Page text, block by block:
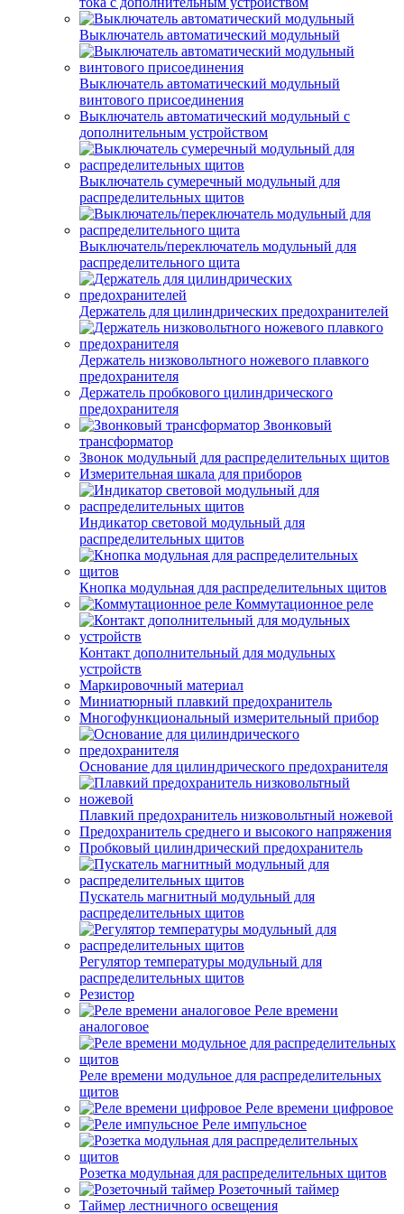
Выключатель автоматический модульный
Выключатель автоматический модульный
винтового присоединения
Выключатель автоматический модульный с
дополнительным устройством
Выключатель сумеречный модульный для
распределительных щитов
Выключатель/переключатель модульный для
распределительного щита
Держатель для цилиндрических предохранителей
Держатель низковольтного ножевого плавкого
предохранителя
Держатель пробкового цилиндрического
предохранителя
Звонковый
трансформатор
Звонок модульный для распределительных щитов
Измерительная шкала для приборов
Индикатор световой модульный для
распределительных щитов
Кнопка модульная для распределительных щитов
Коммутационное реле
Контакт дополнительный для модульных
устройств
Маркировочный материал
Миниатюрный плавкий предохранитель
Многофункциональный измерительный прибор
Основание для цилиндрического предохранителя
Плавкий предохранитель низковольтный ножевой
Предохранитель среднего и высокого напряжения
Пробковый цилиндрический предохранитель
Пускатель магнитный модульный для
распределительных щитов
Регулятор температуры модульный для
распределительных щитов
Резистор
Реле времени
аналоговое
Реле времени модульное для распределительных
щитов
Реле времени цифровое
Реле импульсное
Розетка модульная для распределительных щитов
Розеточный таймер
Таймер лестничного освещения